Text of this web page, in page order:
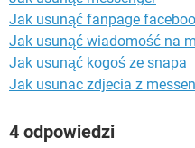
Jak usunąć fanpage
Jak usunąć wiadomość na
Jak usunąć kogoś ze snapa
Jak usunac zdjecia z
4 odpowiedzi